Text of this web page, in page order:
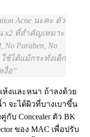
Acne นะคะ ตัว
x2 ที่สำคัญเหมาะ
Paraben, No
ใช้ได้แม้กระทั่งเด็ก
งื่อ
ห้งและหนา ถ้าลงด้วย
จะได้ผิวที่บางเบาขึ้น
บ Concealer ตัว BK
ของ MAC เพื่อปรับ